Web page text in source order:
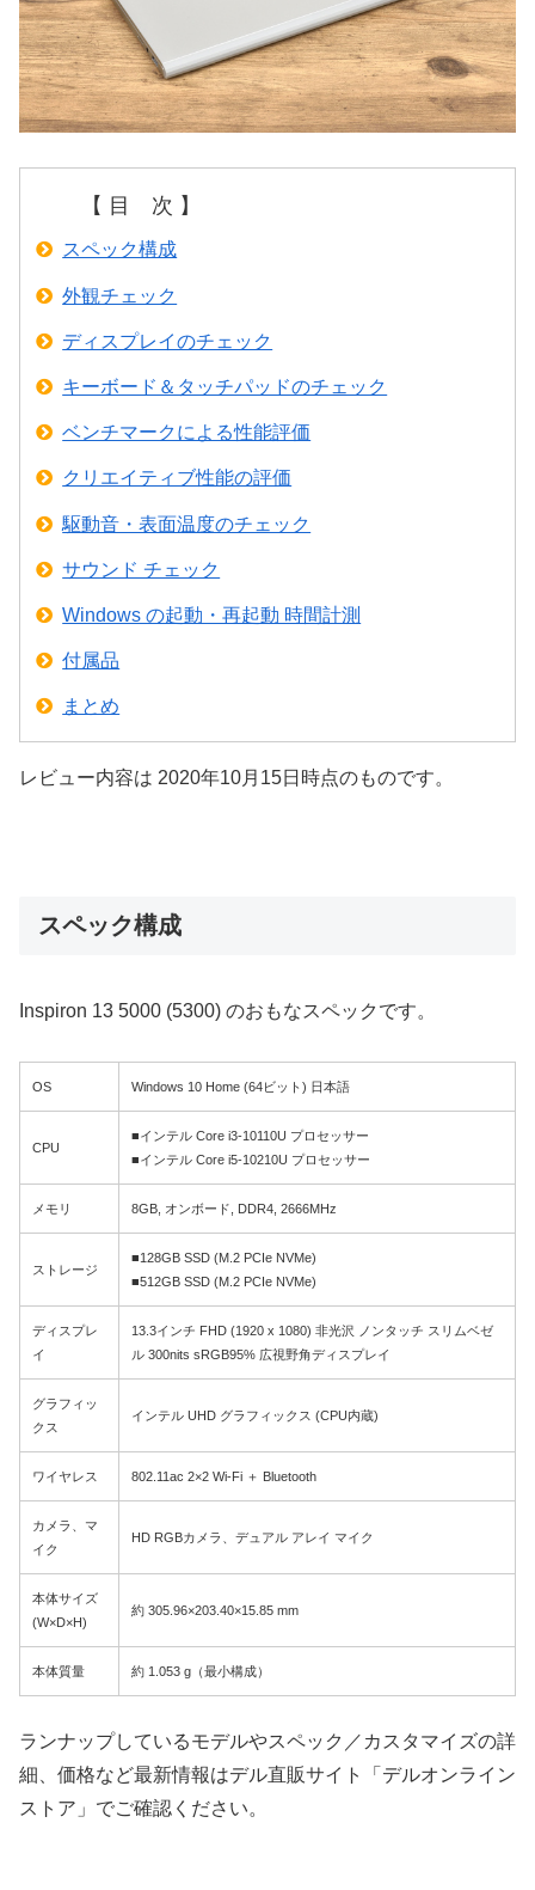
【 目 次 】
スペック構成
外観チェック
ディスプレイのチェック
キーボード＆タッチパッドのチェック
ベンチマークによる性能評価
クリエイティブ性能の評価
駆動音・表面温度のチェック
サウンド チェック
Windows の起動・再起動 時間計測
付属品
まとめ
レビュー内容は 2020年10月15日時点のものです。
スペック構成
Inspiron 13 5000 (5300) のおもなスペックです。
OS Windows 10 Home (64ビット) 日本語
CPU
■インテル Core i3-10110U プロセッサー
■インテル Core i5-10210U プロセッサー
メモリ 8GB, オンボード, DDR4, 2666MHz
ストレージ
■128GB SSD (M.2 PCIe NVMe)
■512GB SSD (M.2 PCIe NVMe)
ディスプレ
イ
13.3インチ FHD (1920 x 1080) 非光沢 ノンタッチ スリムベゼ
ル 300nits sRGB95% 広視野角ディスプレイ
グラフィッ
クス
インテル UHD グラフィックス (CPU内蔵)
ワイヤレス 802.11ac 2×2 Wi-Fi ＋ Bluetooth
カメラ、マ
イク
HD RGBカメラ、デュアル アレイ マイク
本体サイズ
(W×D×H)
約 305.96×203.40×15.85 mm
本体質量 約 1.053 g（最小構成）
ランナップしているモデルやスペック／カスタマイズの詳
細、価格など最新情報はデル直販サイト「デルオンライン
ストア」でご確認ください。